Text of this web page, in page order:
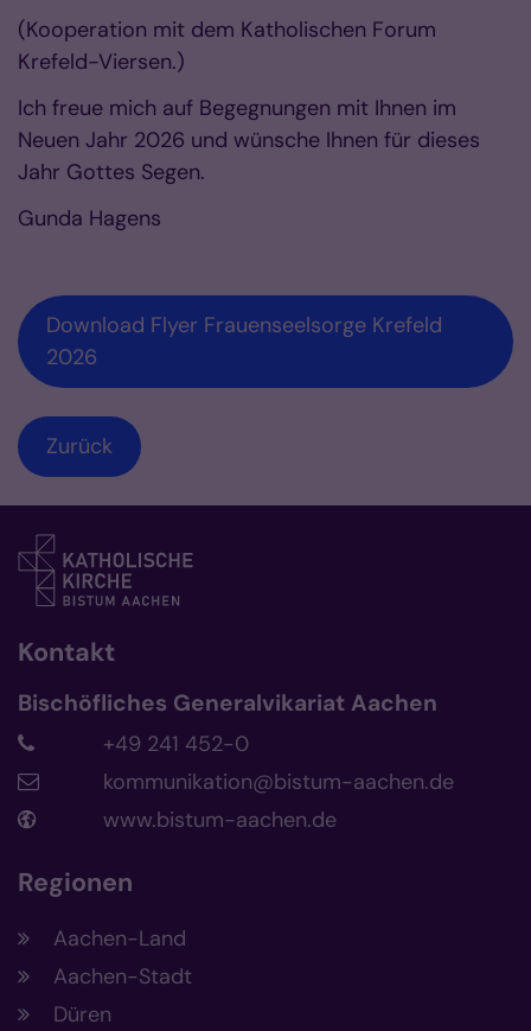
(Kooperation mit dem Katholischen Forum
Krefeld-Viersen.)
Ich freue mich auf Begegnungen mit Ihnen im
Neuen Jahr 2026 und wünsche Ihnen für dieses
Jahr Gottes Segen.
Gunda Hagens
Download Flyer Frauenseelsorge Krefeld
2026
Zurück
Kontakt
Bischöfliches Generalvikariat Aachen
+49 241 452-0
kommunikation@bistum-aachen.de
www.bistum-aachen.de
Regionen
Aachen-Land
Aachen-Stadt
Düren